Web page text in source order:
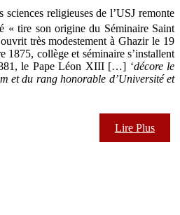
sciences religieuses de l’USJ remonte
« tire son origine du Séminaire Saint
très modestement à Ghazir le 19
collège et séminaire s’installent
le Pape Léon XIII […] ‘décore le
et du rang honorable d’Université et
Lire Plus